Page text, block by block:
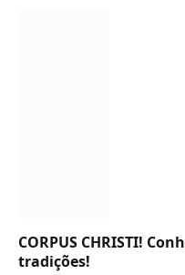
CORPUS CHRISTI!
tradições!